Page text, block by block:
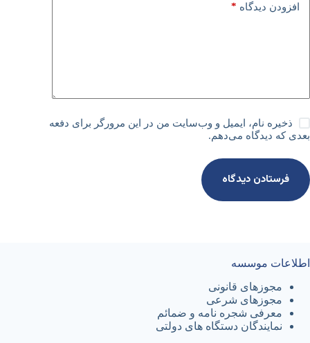
افزودن دیدگاه *
ذخیره نام، ایمیل و وب‌سایت من در این مرورگر برای دفعه
بعدی که دیدگاه می‌دهم.
فرستادن دیدگاه
اطلاعات موسسه
مجوزهای قانونی
مجوزهای شرعی
معرفی شجره نامه و ضمائم
نمایندگان دستگاه های دولتی